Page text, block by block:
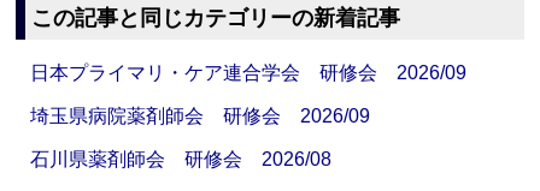
この記事と同じカテゴリーの新着記事
日本プライマリ・ケア連合学会 研修会 2026/09
埼玉県病院薬剤師会 研修会 2026/09
石川県薬剤師会 研修会 2026/08